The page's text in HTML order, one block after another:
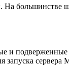
и
запуска